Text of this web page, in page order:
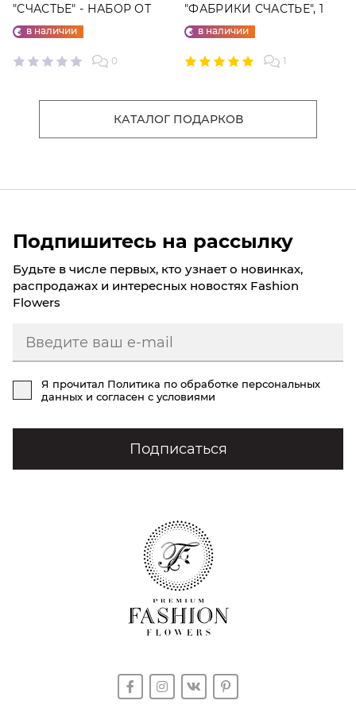
"СЧАСТЬЕ" - НАБОР ОТ
"ФАБРИКИ СЧАСТЬЕ"
в наличии
0
"ФАБРИКИ СЧАСТЬЕ", 1
ШТ.в наличии
1
КАТАЛОГ ПОДАРКОВ
Подпишитесь на рассылку
Будьте в числе первых, кто узнает о новинках,
распродажах и интересных новостях Fashion
Flowers
Я прочитал Политика по обработке персональных
данных и согласен с условиями
Подписаться